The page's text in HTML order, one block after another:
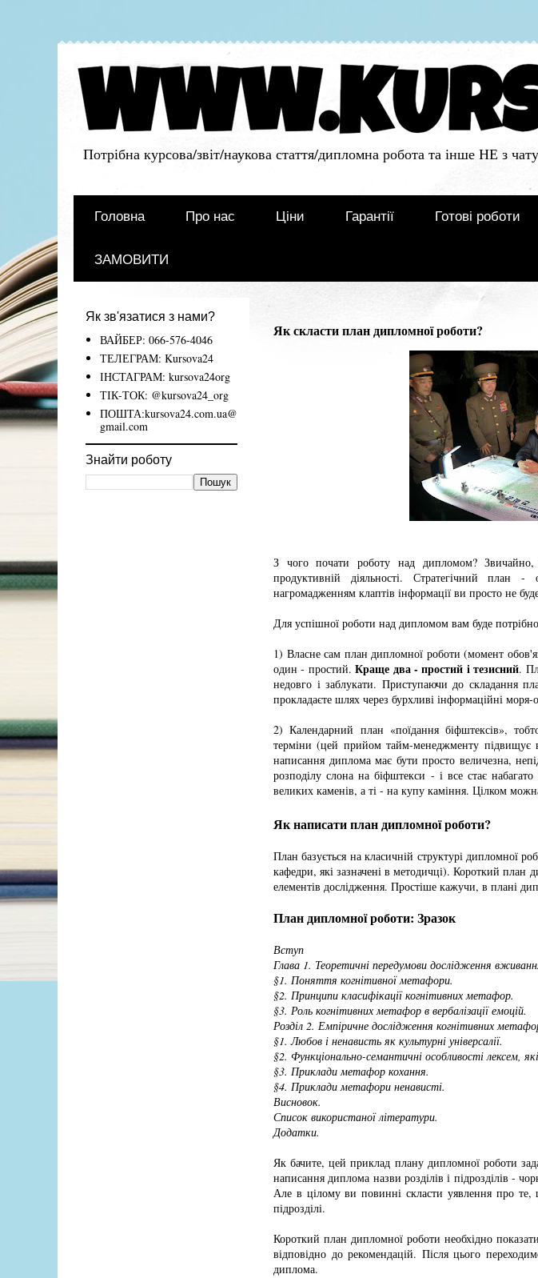
Потрібна курсова/звіт/наукова стаття/дипломна робота та інше НЕ з
Головна Про нас Ціни Гарантії Готові роботи
ЗАМОВИТИ
Як скласти план дипломної роботи?
З чого почати роботу над дипломом?
продуктивній діяльності. Стратегічний план
нагромадженням клаптів інформації ви просто не
Для успішної роботи над дипломом вам буде
1) Власне сам план дипломної роботи (момент
один - простий.Краще два - простий і тезисний.
недовго і заблукати. Приступаючи до складання
прокладаєте шлях через бурхливі інформаційні
2) Календарний план «поїдання біфштексів»,
терміни (цей прийом тайм-менеджменту підвищує
написання диплома має бути просто величезна,
розподілу слона на біфштекси - і все стає
великих каменів, а ті - на купу каміння. Цілком
Як написати план дипломної роботи?
План базується на класичній структурі дипломної
кафедри, які зазначені в методичці). Короткий план
елементів дослідження. Простіше кажучи, в плані
План дипломної роботи: Зразок
Вступ
Глава 1. Теоретичні передумови дослідження
§1. Поняття когнітивної метафори.
§2. Принципи класифікації когнітивних метафор.
§3. Роль когнітивних метафор в вербалізації емоцій.
Розділ 2. Емпіричне дослідження когнітивних
§1. Любов і ненависть як культурні універсалії.
§2. Функціонально-семантичні особливості лексем,
§3. Приклади метафор кохання.
§4. Приклади метафори ненависті.
Висновок.
Список використаної літератури.
Додатки.
Як бачите, цей приклад плану дипломної роботи
написання диплома назви розділів і підрозділів -
Але в цілому ви повинні скласти уявлення про
підрозділі.
Короткий план дипломної роботи необхідно
відповідно до рекомендацій. Після цього
диплома.
Як зв'язатися з нами?
ВАЙБЕР: 066-576-4046
ТЕЛЕГРАМ: Kursova24
ІНСТАГРАМ: kursova24org
ТІК-ТОК: @kursova24_org
ПОШТА:kursova24.com.ua@
gmail.com
Знайти роботу